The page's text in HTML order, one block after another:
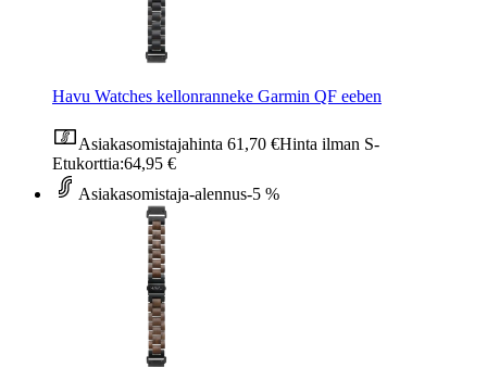
Havu Watches kellonranneke Garmin QF eeben
Asiakasomistajahinta 61,70 €Hinta ilman S-
Etukorttia:64,95 €
Asiakasomistaja-alennus-5 %